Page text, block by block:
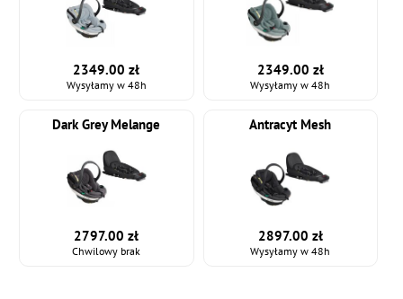
2349.00 zł
Wysyłamy w 48h
2349.00 zł
Wysyłamy w 48h
Dark Grey Melange
2797.00 zł
Chwilowy brak
Antracyt Mesh
2897.00 zł
Wysyłamy w 48h